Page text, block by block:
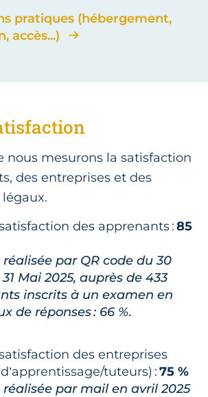
pratiques (hébergement,
accès...)
nous mesurons la satisfaction
des entreprises et des
des apprenants :85
par QR code du 30
Mai 2025, auprès de 433
inscrits à un examen en
de réponses : 66 %.
des entreprises
tuteurs) :75 %
réalisée par mail en avril 2025